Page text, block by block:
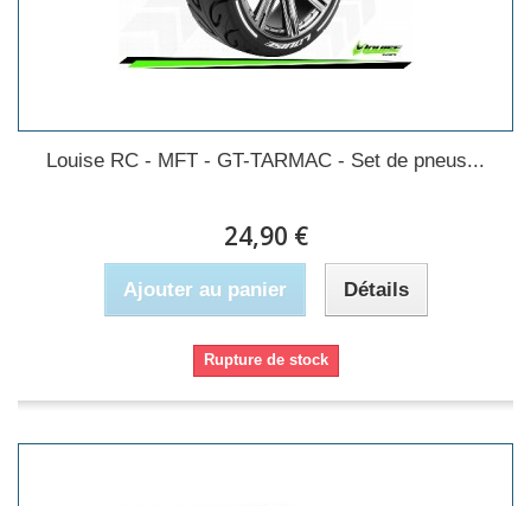
Louise RC - MFT - GT-TARMAC - Set de pneus...
24,90 €
Ajouter au panier Détails
Rupture de stock